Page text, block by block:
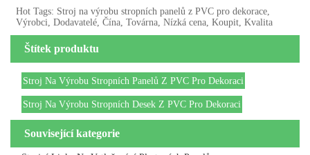
Hot Tags: Stroj na výrobu stropních panelů z PVC pro dekorace,
Výrobci, Dodavatelé, Čína, Továrna, Nízká cena, Koupit, Kvalita
Štítek produktu
Stroj Na Výrobu Stropních Panelů Z PVC Pro Dekoraci
Stroj Na Výrobu Stropních Desek Z PVC Pro Dekoraci
Související kategorie